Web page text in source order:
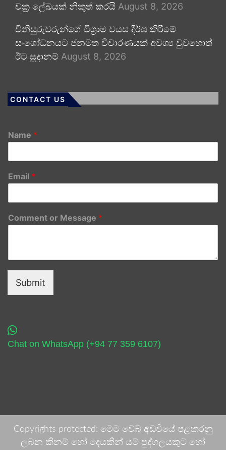
චක්‍ර ලේඛයක් නිකුත් කරයි August 8, 2026
විනිසුරුවරුන්ගේ විශ්‍රාම වයස දීර්ඝ කිරීමේ
සංශෝධනයට ජනමත විචාරණයක් අවශ්‍ය වුවහොත්
ඊට සූදානම් August 8, 2026
CONTACT US
Name *
Email *
Comment or Message *
Submit
Chat on WhatsApp (+94 77 359 6107)
Copyrights protected: මෙම වෙබ් අඩවියේ පළකරනු
ලබන කිනම් හෝ දෙයකින් යම් පුද්ගලයකුට හෝ